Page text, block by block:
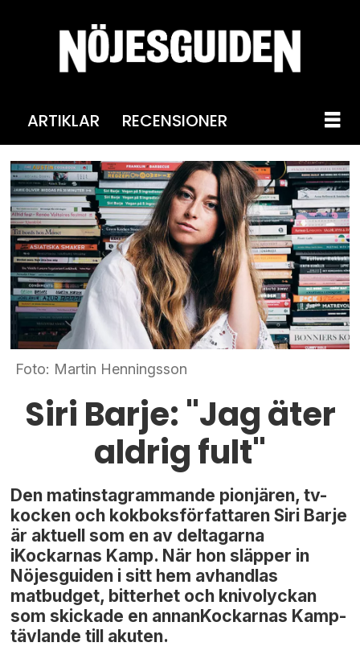
ARTIKLAR RECENSIONER
Foto: Martin Henningsson
Siri Barje: "Jag äter
aldrig fult"
Den matinstagrammande pionjären, tv-
kocken och kokboksförfattaren Siri Barje
är aktuell som en av deltagarna
iKockarnas Kamp. När hon släpper in
Nöjesguiden i sitt hem avhandlas
matbudget, bitterhet och knivolyckan
som skickade en annanKockarnas Kamp-
tävlande till akuten.